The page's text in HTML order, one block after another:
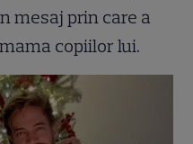
mesaj prin care a
copiilor lui.